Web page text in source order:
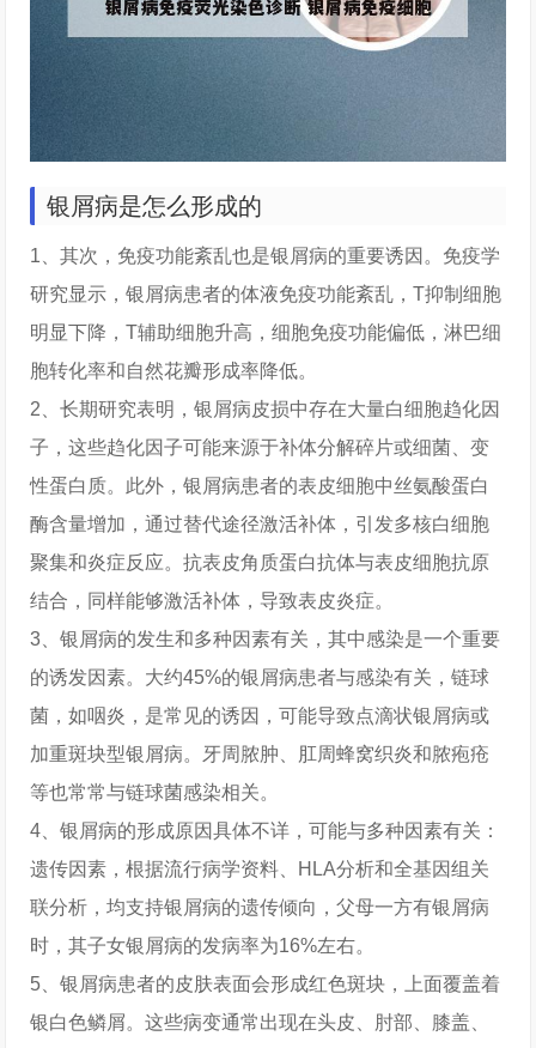
银屑病是怎么形成的
1、其次，免疫功能紊乱也是银屑病的重要诱因。免疫学
研究显示，银屑病患者的体液免疫功能紊乱，T抑制细胞
明显下降，T辅助细胞升高，细胞免疫功能偏低，淋巴细
胞转化率和自然花瓣形成率降低。
2、长期研究表明，银屑病皮损中存在大量白细胞趋化因
子，这些趋化因子可能来源于补体分解碎片或细菌、变
性蛋白质。此外，银屑病患者的表皮细胞中丝氨酸蛋白
酶含量增加，通过替代途径激活补体，引发多核白细胞
聚集和炎症反应。抗表皮角质蛋白抗体与表皮细胞抗原
结合，同样能够激活补体，导致表皮炎症。
3、银屑病的发生和多种因素有关，其中感染是一个重要
的诱发因素。大约45%的银屑病患者与感染有关，链球
菌，如咽炎，是常见的诱因，可能导致点滴状银屑病或
加重斑块型银屑病。牙周脓肿、肛周蜂窝织炎和脓疱疮
等也常常与链球菌感染相关。
4、银屑病的形成原因具体不详，可能与多种因素有关：
遗传因素，根据流行病学资料、HLA分析和全基因组关
联分析，均支持银屑病的遗传倾向，父母一方有银屑病
时，其子女银屑病的发病率为16%左右。
5、银屑病患者的皮肤表面会形成红色斑块，上面覆盖着
银白色鳞屑。这些病变通常出现在头皮、肘部、膝盖、